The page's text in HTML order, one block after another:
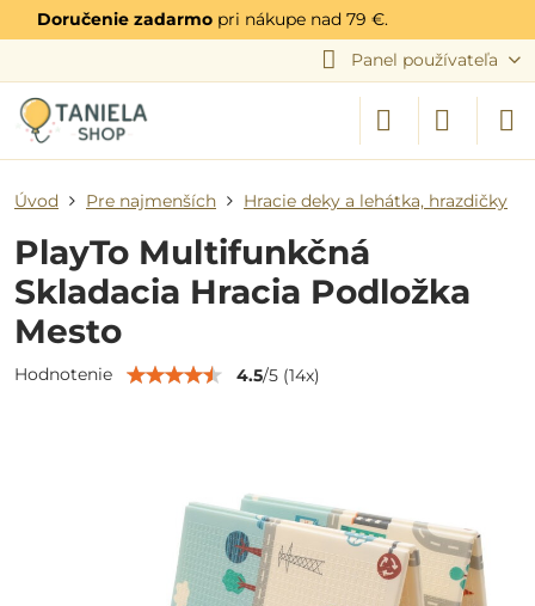
Doručenie zadarmo pri nákupe nad 79 €.
Panel používateľa
Úvod Pre najmenších Hracie deky a lehátka, hrazdičky
PlayTo Multifunkčná
Skladacia Hracia Podložka
Mesto
Hodnotenie 4.5/5 (14x)